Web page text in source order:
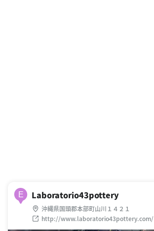
E Laboratorio43pottery
沖縄県国頭郡本部町山川１４２１
http://www.laboratorio43pottery.com/